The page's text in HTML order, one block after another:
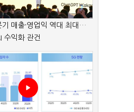
매출·영업익 역대 최대…
수익화 관건